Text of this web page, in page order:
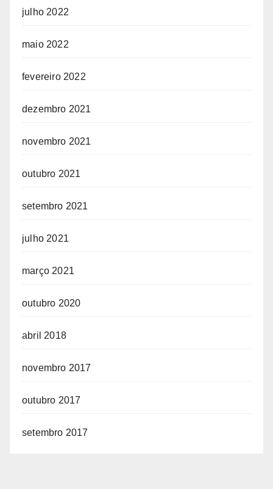
julho 2022
maio 2022
fevereiro 2022
dezembro 2021
novembro 2021
outubro 2021
setembro 2021
julho 2021
março 2021
outubro 2020
abril 2018
novembro 2017
outubro 2017
setembro 2017